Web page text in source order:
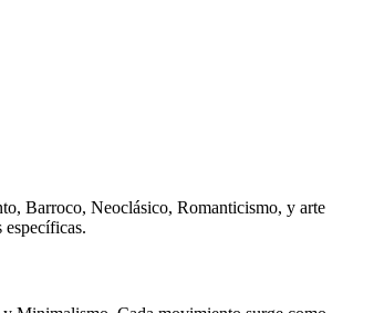
Barroco, Neoclásico, Romanticismo, y arte